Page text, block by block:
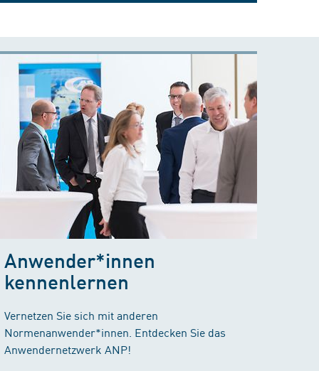
Anwender*innen
kennenlernen
Vernetzen Sie sich mit anderen
Normenanwender*innen. Entdecken Sie das
Anwendernetzwerk ANP!